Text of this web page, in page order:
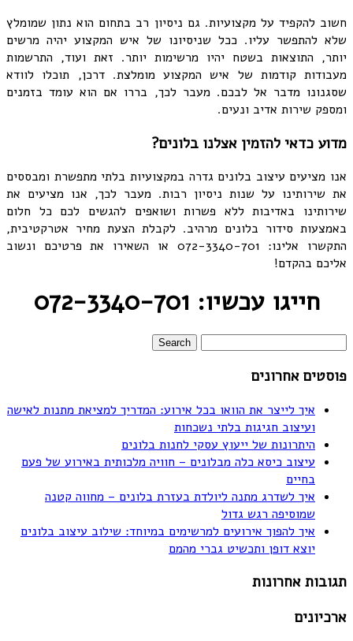
חשוב להקפיד על מקצועיות. גם ניסיון רב בתחום הוא נתון שמומלץ
שלא להתפשר עליו. ככל שניסיונו של איש המקצוע יהיה מרשים
יותר, התוצאות בשטח יהיו מרשימות יותר. זאת ועוד, התרשמות
מעבודות קודמות של איש המקצוע מומלצת. דרכן, תוכלו לוודא
שסגנונו מדבר אל לבכם. מעבר לכך, בררו אם הוא עומד בזמנים
ומספק שירות אדיב ונעים.
מדוע כדאי להזמין אצלנו בלונים?
אנו מציעים עיצוב בלונים גדרה במקצועיות בלתי מתפשרת ומבססים
את שירותינו על שנות ניסיון רבות. מעבר לכך, אנו מציעים את
שירותינו באדיבות ללא פשרות ושואפים להגשים לכם כל חלום
באמצעות סידור בלונים מרהיב. לקבלת הצעת מחיר אטרקטיבית,
התקשרו אלינו: 072-3340-701 או השאירו את פרטיכם ונשוב
אליכם בהקדם!
חייגו עכשיו: 072-3340-701
פוסטים אחרונים
איך לייצר את הוואו בכל אירוע: המדריך למציאת מתנות לאישה
ועיצוב חגיגות בלתי נשכחות
היתרונות של ייעוץ עסקי לחנות בלונים
עיצוב כיסא כלה מבלונים – חוויה מלכותית באירוע של פעם
בחיים
איך לשדרג מתנה ליולדת בעזרת בלונים – מחווה קטנה
שמוסיפה רגש גדול
איך להפוך אירועים למרשימים במיוחד: שילוב עיצוב בלונים
יוצא דופן ותכשיט גברי מהמם
תגובות אחרונות
ארכיונים